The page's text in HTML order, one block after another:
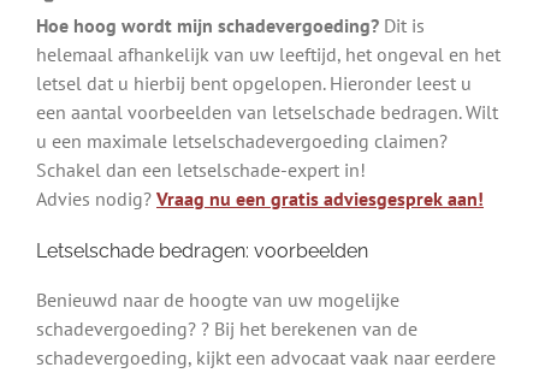
Hoe hoog wordt mijn schadevergoeding? Dit is
helemaal afhankelijk van uw leeftijd, het ongeval en het
letsel dat u hierbij bent opgelopen. Hieronder leest u
een aantal voorbeelden van letselschade bedragen. Wilt
u een maximale letselschadevergoeding claimen?
Schakel dan een letselschade-expert in!
Advies nodig? Vraag nu een gratis adviesgesprek aan!
Letselschade bedragen: voorbeelden
Benieuwd naar de hoogte van uw mogelijke
schadevergoeding? ? Bij het berekenen van de
schadevergoeding, kijkt een advocaat vaak naar eerdere